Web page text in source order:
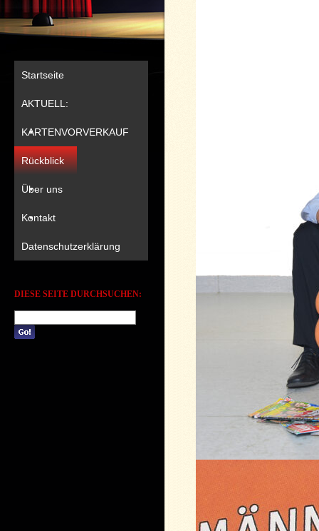
Startseite
AKTUELL:
KARTENVORVERKAUF
Rückblick
Über uns
Kontakt
Datenschutzerklärung
DIESE SEITE DURCHSUCHEN: